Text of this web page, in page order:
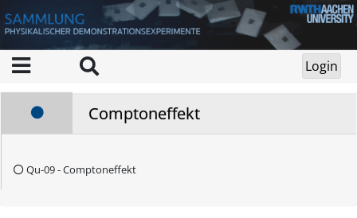
Comptoneffekt
Qu-09 - Comptoneffekt